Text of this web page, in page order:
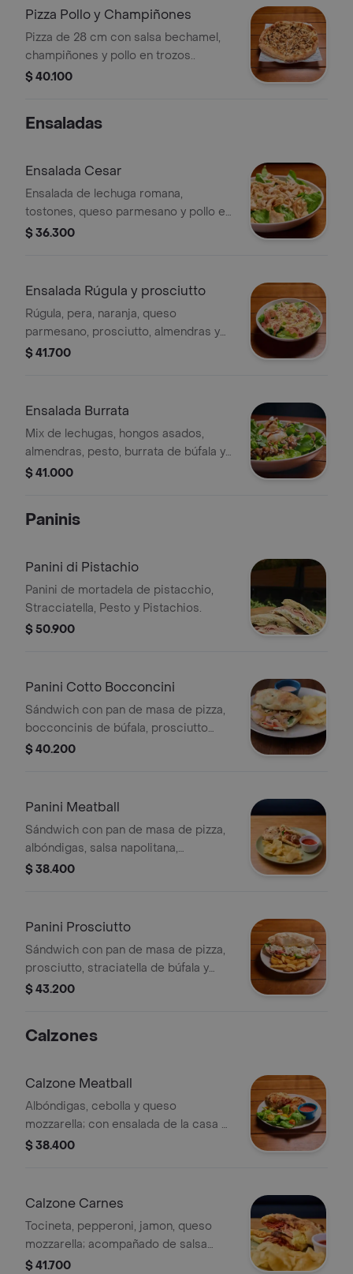
Pizza Pollo y Champiñones
Pizza de 28 cm con salsa bechamel,
champiñones y pollo en trozos..
$ 40.100
Ensaladas
Ensalada Cesar
Ensalada de lechuga romana,
tostones, queso parmesano y pollo en
trozos.
$ 36.300
Ensalada Rúgula y prosciutto
Rúgula, pera, naranja, queso
parmesano, prosciutto, almendras y
aderezo de naranja.
$ 41.700
Ensalada Burrata
Mix de lechugas, hongos asados,
almendras, pesto, burrata de búfala y
reducción de balsámico.
$ 41.000
Paninis
Panini di Pistachio
Panini de mortadela de pistacchio,
Stracciatella, Pesto y Pistachios.
$ 50.900
Panini Cotto Bocconcini
Sándwich con pan de masa de pizza,
bocconcinis de búfala, prosciutto
cotto, almendras, aceite de trufa,
o papas chip.
$ 40.200
Panini Meatball
Sándwich con pan de masa de pizza,
albóndigas, salsa napolitana,
mozzarella al horno y albahaca.
$ 38.400
Panini Prosciutto
Sándwich con pan de masa de pizza,
prosciutto, straciatella de búfala y
rúgula. Acompañado de ensalada de
$ 43.200
Calzones
Calzone Meatball
Albóndigas, cebolla y queso
mozzarella; con ensalada de la casa o
papas chip.
$ 38.400
Calzone Carnes
Tocineta, pepperoni, jamon, queso
mozzarella; acompañado de salsa
napolitana y ensalada de la casa o o
$ 41.700